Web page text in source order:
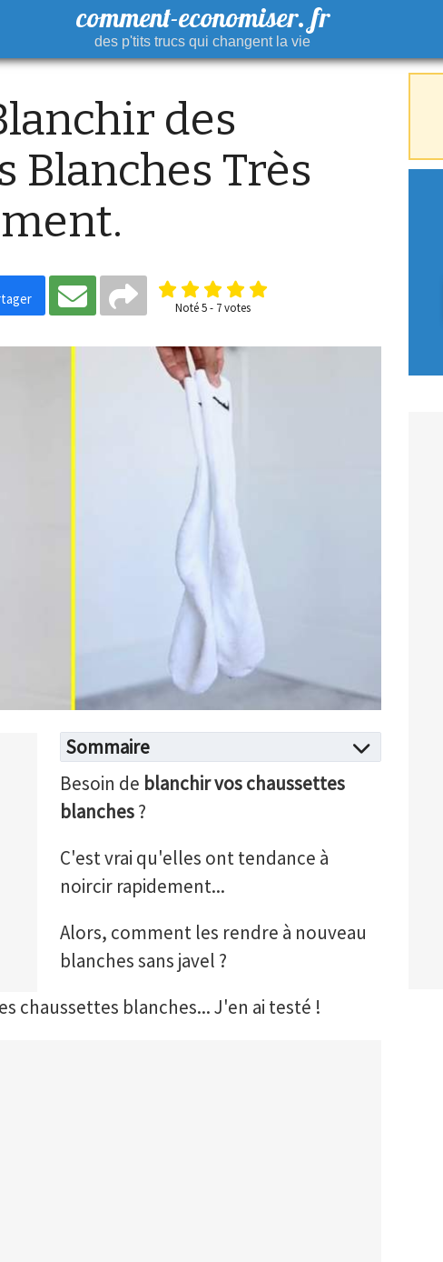
comment-economiser. fr
des p'tits trucs qui changent la vie
des
Blanches Très
Noté5- 7 votes
Sommaire
Besoin de blanchir vos chaussettes
blanches?
C'est vrai qu'elles ont tendance à
noircir rapidement...
Alors, comment les rendre à nouveau
blanches sans javel ?
chaussettes blanches... J'en ai testé !